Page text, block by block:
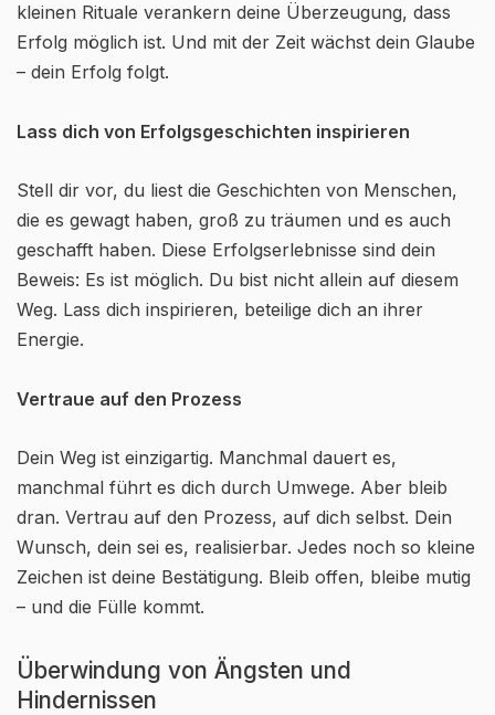
kleinen Rituale verankern deine Überzeugung, dass
Erfolg möglich ist. Und mit der Zeit wächst dein Glaube
– dein Erfolg folgt.
Lass dich von Erfolgsgeschichten inspirieren
Stell dir vor, du liest die Geschichten von Menschen,
die es gewagt haben, groß zu träumen und es auch
geschafft haben. Diese Erfolgserlebnisse sind dein
Beweis: Es ist möglich. Du bist nicht allein auf diesem
Weg. Lass dich inspirieren, beteilige dich an ihrer
Energie.
Vertraue auf den Prozess
Dein Weg ist einzigartig. Manchmal dauert es,
manchmal führt es dich durch Umwege. Aber bleib
dran. Vertrau auf den Prozess, auf dich selbst. Dein
Wunsch, dein sei es, realisierbar. Jedes noch so kleine
Zeichen ist deine Bestätigung. Bleib offen, bleibe mutig
– und die Fülle kommt.
Überwindung von Ängsten und
Hindernissen